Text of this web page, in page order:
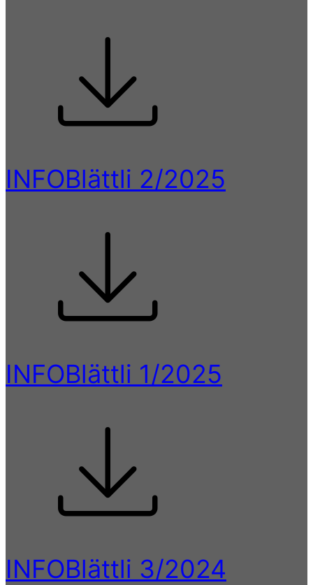
INFOBlättli 2/2025
INFOBlättli 1/2025
INFOBlättli 3/2024